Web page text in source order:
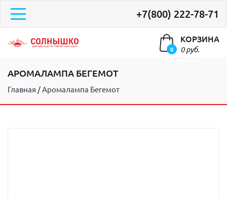
+7(800) 222-78-71
0
КОРЗИНА
0 руб.
АРОМАЛАМПА БЕГЕМОТ
Главная Аромалампа Бегемот